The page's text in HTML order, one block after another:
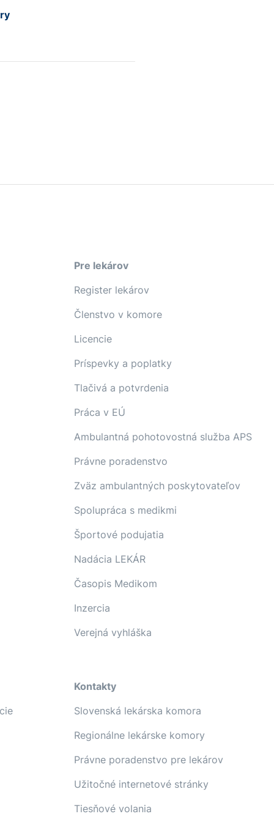
Pre lekárov
Register lekárov
Členstvo v komore
Licencie
Príspevky a poplatky
Tlačivá a potvrdenia
Práca v EÚ
Ambulantná pohotovostná služba APS
Právne poradenstvo
Zväz ambulantných poskytovateľov
Spolupráca s medikmi
Športové podujatia
Nadácia LEKÁR
Časopis Medikom
Inzercia
Verejná vyhláška
Kontakty
Slovenská lekárska komora
Regionálne lekárske komory
Právne poradenstvo pre lekárov
Užitočné internetové stránky
Tiesňové volania